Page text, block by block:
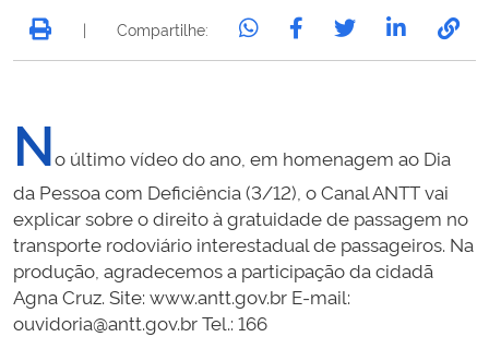
|
Compartilhe:
No último vídeo do ano, em homenagem ao Dia
da Pessoa com Deficiência (3/12), o Canal ANTT vai
explicar sobre o direito à gratuidade de passagem no
transporte rodoviário interestadual de passageiros. Na
produção, agradecemos a participação da cidadã
Agna Cruz. Site: www.antt.gov.br E-mail:
ouvidoria@antt.gov.br Tel.: 166